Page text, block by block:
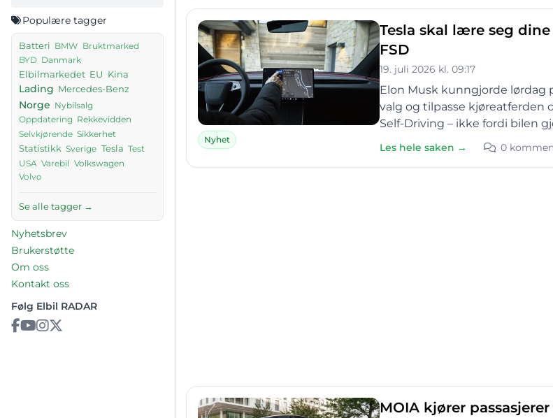
Populære tagger
Batteri BMW Bruktmarked
BYD Danmark
Elbilmarkedet EU Kina
Lading Mercedes-Benz
Norge Nybilsalg
Oppdatering Rekkevidden
Selvkjørende Sikkerhet
Statistikk Sverige Tesla Test
USA Varebil Volkswagen
Volvo
Se alle tagger →
Nyhetsbrev
Brukerstøtte
Om oss
Kontakt oss
Følg Elbil RADAR
Nyhet
Tesla skal lære seg
FSD
19. juli 2026 kl. 09:17
Elon Musk kunngjorde lørdag
valg og tilpasse kjøreatferden
Self-Driving – ikke fordi bilen
Les hele saken → 0
MOIA kjører